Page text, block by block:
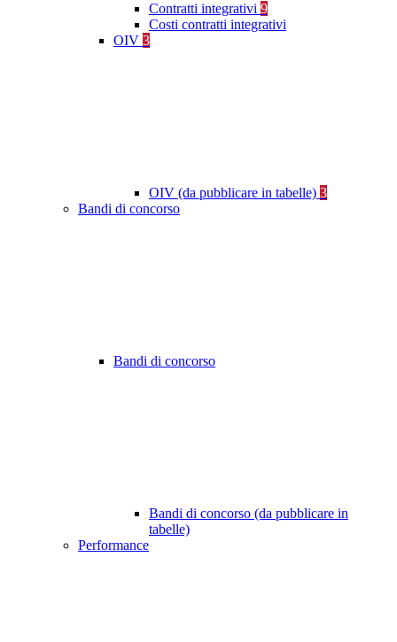
Contratti integrativi 9
Costi contratti integrativi
OIV 3
OIV (da pubblicare in tabelle) 3
Bandi di concorso
Bandi di concorso
Bandi di concorso (da pubblicare in
tabelle)
Performance